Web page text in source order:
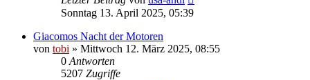
Sonntag 13. April 2025, 05:39
Giacomos Nacht der Motoren
von tobi » Mittwoch 12. März 2025, 08:55
0 Antworten
5207 Zugriffe